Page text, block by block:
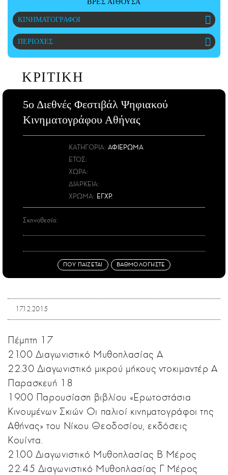
ΑΜΠΑ
PRINT
ΒΡΕΣ ΑΙΘΟΥΣΑ
ΚΙΝΗΜΑΤΟΓΡΑΦΟΙ
ΠΕΡΙΟΧΕΣ
ΚΡΙΤΙΚΗ
5ο Διεθνές Φεστιβάλ Ψηφιακού
Κινηματογράφου Αθήνας
ΚΑΤΗΓΟΡΙΑ: ΑΦΙΕΡΩΜΑ
ΕΤΟΣ:
ΧΩΡΑ:
ΔΙΑΡΚΕΙΑ:
ΧΡΩΜΑ: ΕΓΧΡ.
Σκηνοθεσία:
ΠΟΥ ΠΑΙΖΕΤΑΙ ΒΑΘΜΟΛΟΓΗΣΤΕ
17.12.2015
Πέμπτη 17
21.00 Διαγωνιστικό Μυθοπλασίας Α
22.30 Διαγωνιστικό μικρού μήκους ντοκιμαντέρ Α
Παρασκευή 18
19.00 Παρουσίαση βιβλίου «Ερωτοστάσια
Κινουμένων Σκιών Οι παλιοί κινηματογράφοι της
Αθήνας» του Νίκου Θεοδοσίου, εκδόσεις
Κουίντα.
21.00 Διαγωνιστικό Μυθοπλασίας Β Μέρος
22.45 Διαγωνιστικό Μυθοπλασίας Γ Μέρος